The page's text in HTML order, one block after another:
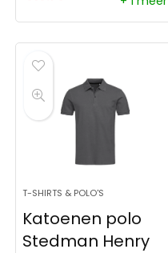
T-SHIRTS & POLO'S
Katoenen polo
Stedman Henry